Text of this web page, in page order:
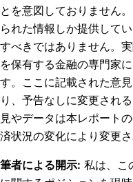
とを意図しておりません
られた情報しか提供して
すべきではありません。
を保有する金融の専門家
す。ここに記載された意
り、予告なしに変更され
見やデータは本レポート
済状況の変化により変更
筆者による開示: 私は、こ